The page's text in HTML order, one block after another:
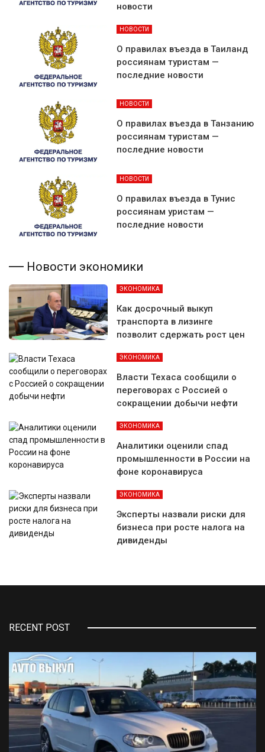
новости
НОВОСТИ
О правилах въезда в Таиланд
россиянам туристам —
последние новости
НОВОСТИ
О правилах въезда в Танзанию
россиянам туристам —
последние новости
НОВОСТИ
О правилах въезда в Тунис
россиянам уристам —
последние новости
Новости экономики
ЭКОНОМИКА
Как досрочный выкуп
транспорта в лизинге
позволит сдержать рост цен
ЭКОНОМИКА
Власти Техаса сообщили о
переговорах с Россией о
сокращении добычи нефти
ЭКОНОМИКА
Аналитики оценили спад
промышленности в России на
фоне коронавируса
ЭКОНОМИКА
Эксперты назвали риски для
бизнеса при росте налога на
дивиденды
RECENT POST